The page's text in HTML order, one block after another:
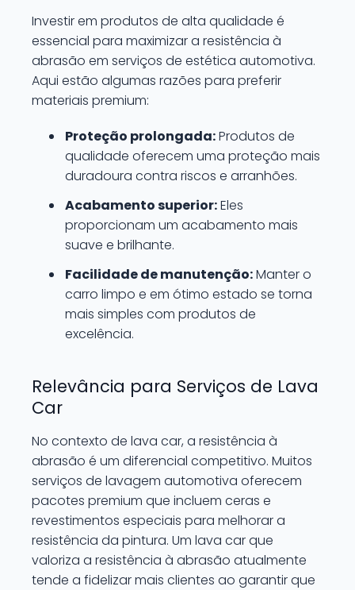
Investir em produtos de alta qualidade é
essencial para maximizar a resistência à
abrasão em serviços de estética automotiva.
Aqui estão algumas razões para preferir
materiais premium:
Proteção prolongada:Produtos de
qualidade oferecem uma proteção mais
duradoura contra riscos e arranhões.
Acabamento superior:Eles
proporcionam um acabamento mais
suave e brilhante.
Facilidade de manutenção:Manter o
carro limpo e em ótimo estado se torna
mais simples com produtos de
excelência.
Relevância para Serviços de Lava
Car
No contexto de lava car, a resistência à
abrasão é um diferencial competitivo. Muitos
serviços de lavagem automotiva oferecem
pacotes premium que incluem ceras e
revestimentos especiais para melhorar a
resistência da pintura. Um lava car que
valoriza a resistência à abrasão atualmente
tende a fidelizar mais clientes ao garantir que